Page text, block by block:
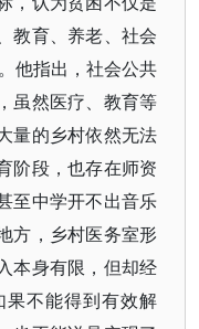
教育、养老、社会
他指出，社会公共
虽然医疗、教育等
量的乡村依然无法
阶段，也存在师资
至中学开不出音乐
方，乡村医务室形
本身有限，但却经
不能得到有效解